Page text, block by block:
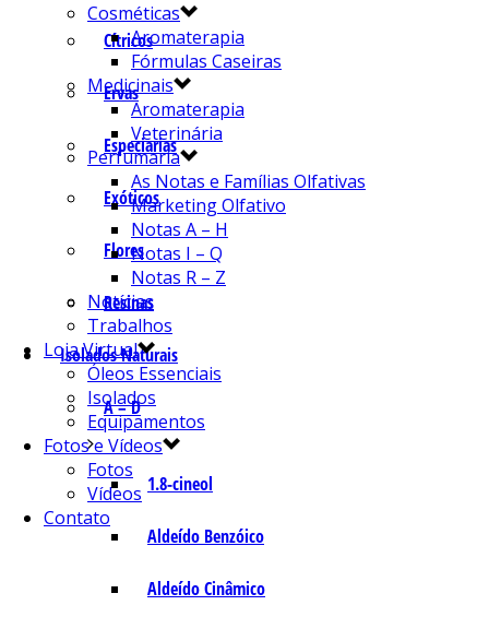
Cítricos
Ervas
Especiarias
Exóticos
Flores
Resinas
Isolados Naturais
A – D
1.8-cineol
Aldeído Benzóico
Aldeído Cinâmico
Cosméticas
Aromaterapia
Fórmulas Caseiras
Medicinais
Aromaterapia
Veterinária
Perfumaria
As Notas e Famílias Olfativas
Marketing Olfativo
Notas A – H
Notas I – Q
Notas R – Z
Notícias
Trabalhos
Loja Virtual
Óleos Essenciais
Isolados
Equipamentos
Fotos e Vídeos
Fotos
Vídeos
Contato